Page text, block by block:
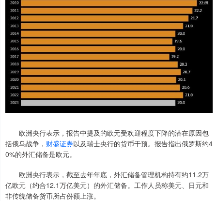
欧洲央行表示，报告中提及的欧元受欢迎程度下降的潜在原因包
括俄乌战争， 财盛证券以及瑞士央行的货币干预。报告指出俄罗斯约4
0%的外汇储备是欧元。
欧洲央行表示，截至去年年底，外汇储备管理机构持有约11.2万
亿欧元（约合12.1万亿美元）的外汇储备。工作人员称美元、日元和
非传统储备货币所占份额上涨。